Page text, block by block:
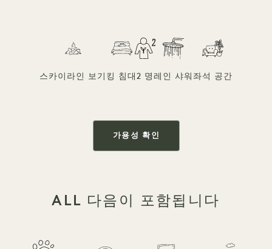
스카이라인 보기 킹 침대 2 명 레인 샤워 좌석 공간
가용성 확인
ALL 다음이 포함됩니다